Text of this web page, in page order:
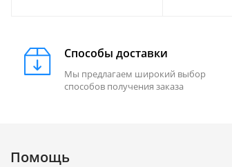
Способы доставки
Мы предлагаем широкий выбор
способов получения заказа
Помощь